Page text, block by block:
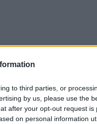
to third parties, or
by us, please use the
after your opt-out request is
on personal information